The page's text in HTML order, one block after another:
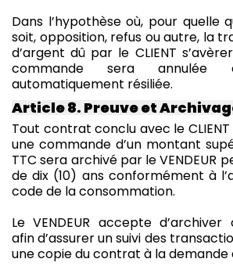
Dans l’hypothèse où, pour quelle
soit, opposition, refus ou autre, la
d’argent dû par le CLIENT
commande sera
automatiquement résiliée.
Article 8. Preuve et
Tout contrat conclu avec le
une commande d’un montant
TTC sera archivé par le VENDEUR
de dix (10) ans conformément à
code de la consommation.
Le VENDEUR accepte
afin d’assurer un suivi des
une copie du contrat à la demande